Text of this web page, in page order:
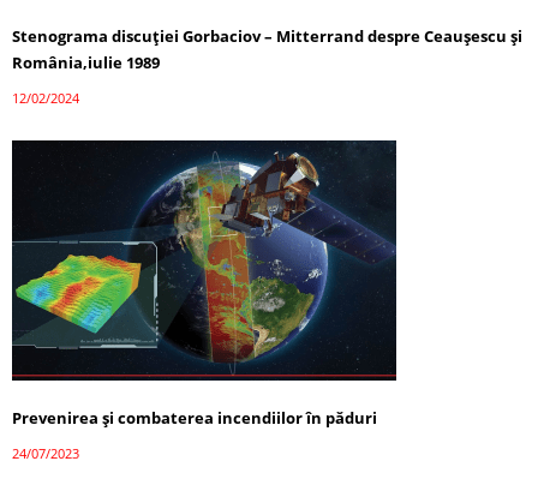
Stenograma discuției Gorbaciov – Mitterrand despre Ceaușescu și
România,iulie 1989
12/02/2024
Prevenirea și combaterea incendiilor în păduri
24/07/2023